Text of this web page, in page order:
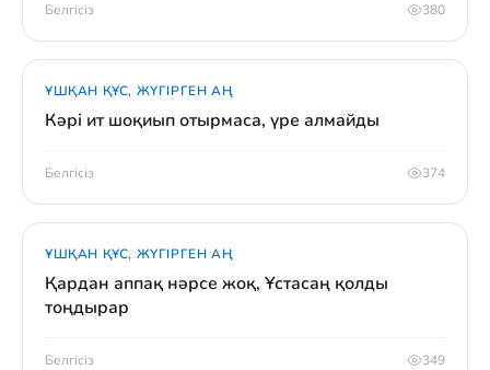
Белгісіз 380
ҰШҚАН ҚҰС, ЖҮГІРГЕН АҢ
Кәрі ит шоқиып отырмаса, үре алмайды
Белгісіз 374
ҰШҚАН ҚҰС, ЖҮГІРГЕН АҢ
Қардан аппақ нәрсе жоқ, Ұстасаң қолды
тоңдырар
Белгісіз 349